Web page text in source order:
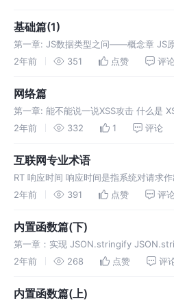
基础篇(1)
第一章: JS数据类型之问——概念章 JS
类型有哪些？ 基本类型(值类型 原始值)
2年前 351 点赞 评论
网络篇
第一章: 能不能说一说XSS攻击 什么是
Site Scripting(即跨站脚本)，为了和
2年前 332 1 评论
互联网专业术语
RT 响应时间 响应时间是指系统对请求
个含糊的词，它不是设备的指标术语，
2年前 391 点赞 评论
内置函数篇(下)
第一章：实现 JSON.stringify
方法是将一个 JavaScript 值(对象或者数
2年前 268 点赞 评
内置函数篇(上)